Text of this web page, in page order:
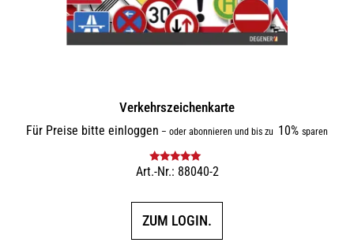
Verkehrszeichenkarte
Für Preise bitte einloggen – oder abonnieren und bis zu 10% sparen
Bewertet mit
Art.-Nr.: 88040-2
ZUM LOGIN.